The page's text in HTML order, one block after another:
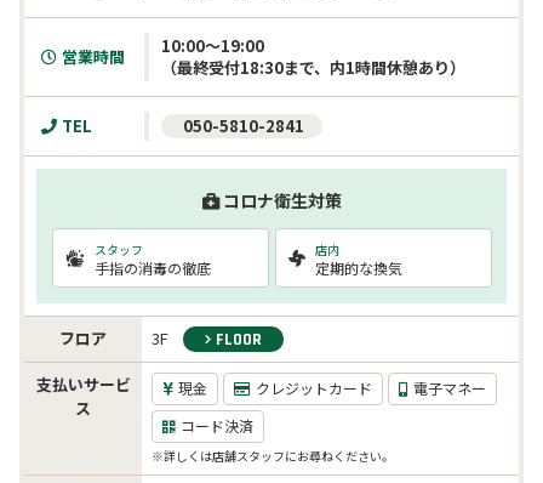
営業時間
10:00～19:00
TEL 050-5810-2841
コロナ衛生対策
スタッフ
手指の消毒の徹底
店内
定期的な換気
フロア 3F FLOOR
支払いサービ
ス
現金 クレジットカード
電子マネー
コード決済
※詳しくは店舗スタッフにお尋ねください。